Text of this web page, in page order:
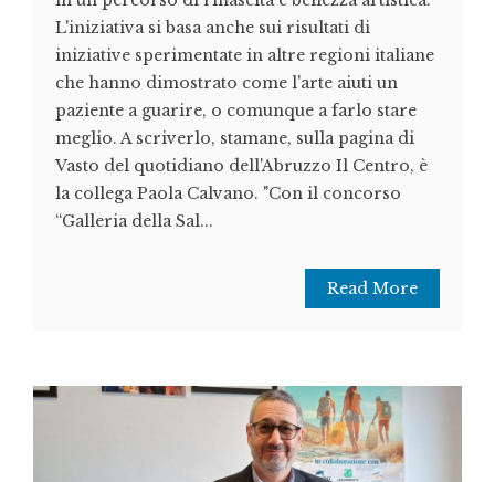
L'iniziativa si basa anche sui risultati di
iniziative sperimentate in altre regioni italiane
che hanno dimostrato come l'arte aiuti un
paziente a guarire, o comunque a farlo stare
meglio. A scriverlo, stamane, sulla pagina di
Vasto del quotidiano dell'Abruzzo Il Centro, è
la collega Paola Calvano. "Con il concorso
“Galleria della Sal...
Read More